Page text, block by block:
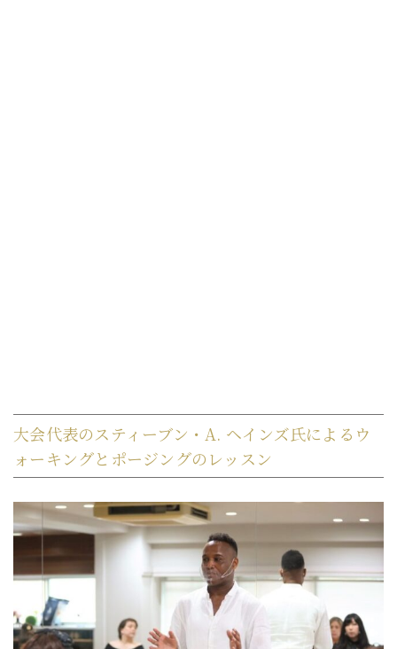
大会代表のスティーブン・A. ヘインズ氏によるウ
ォーキングとポージングのレッスン